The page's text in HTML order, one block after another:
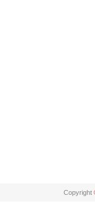
Copyright